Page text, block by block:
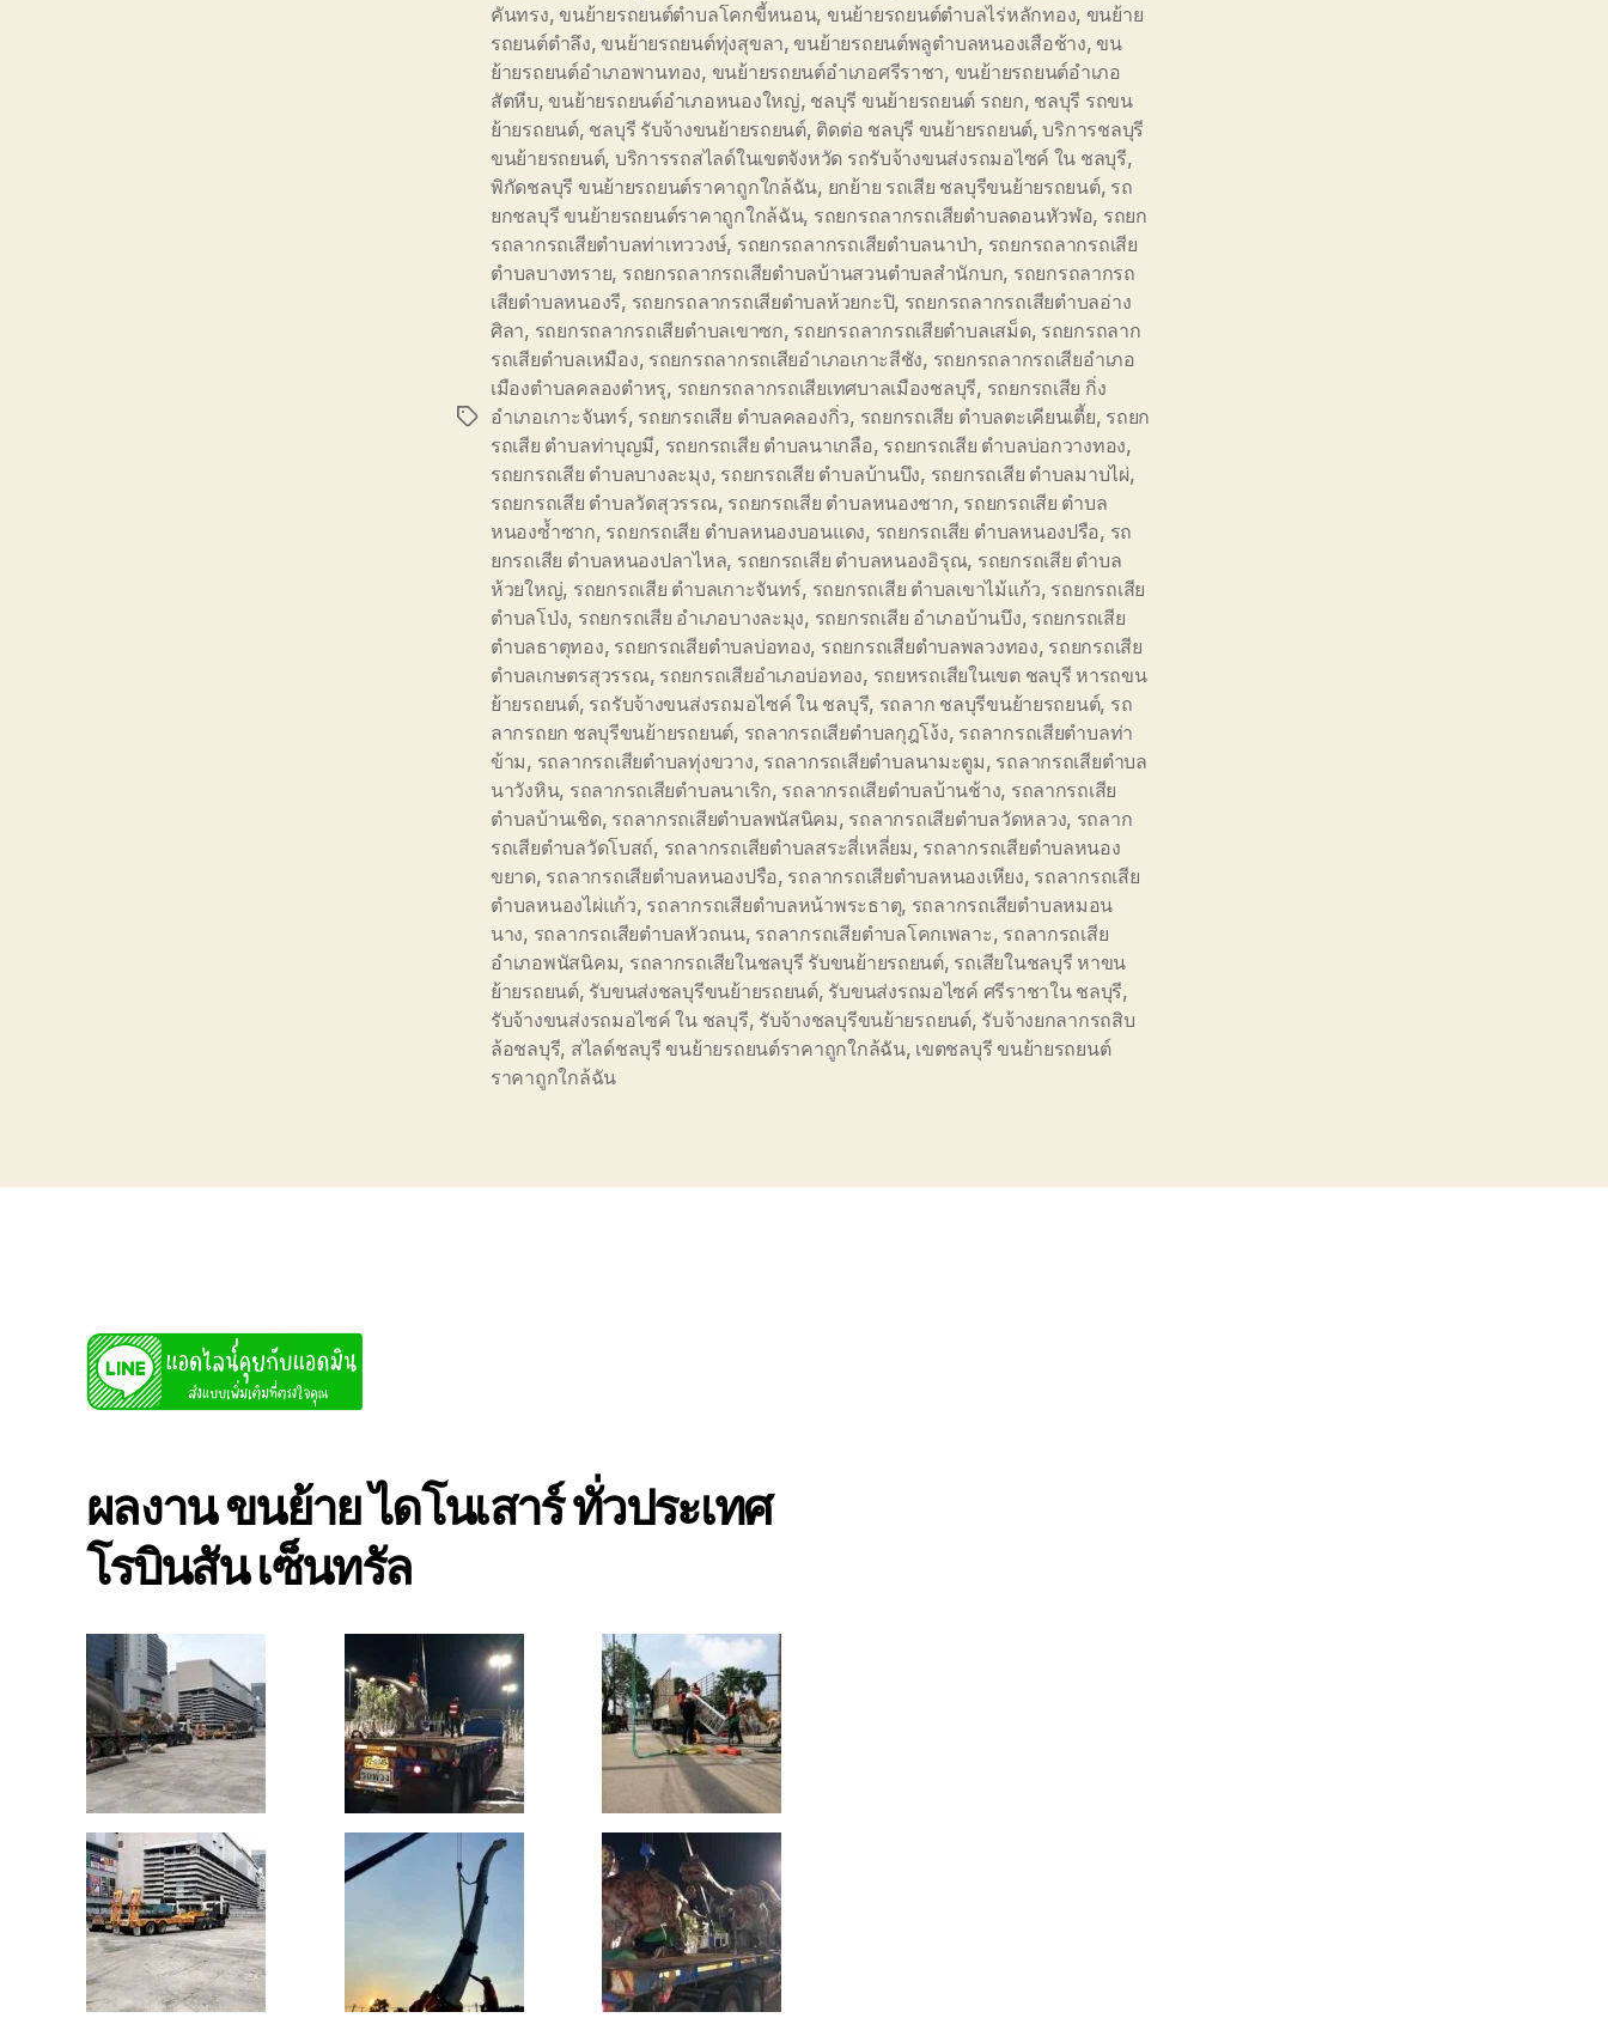
Tags
คันทรง, ขนย้ายรถยนต์ตำบลโคกขี้หนอน, ขนย้ายรถยนต์ตำบลไร่หลักทอง, ขนย้าย
รถยนต์ตำลึง, ขนย้ายรถยนต์ทุ่งสุขลา, ขนย้ายรถยนต์พลูตำบลหนองเสือช้าง, ขน
ย้ายรถยนต์อำเภอพานทอง, ขนย้ายรถยนต์อำเภอศรีราชา, ขนย้ายรถยนต์อำเภอ
สัตหีบ, ขนย้ายรถยนต์อำเภอหนองใหญ่, ชลบุรี ขนย้ายรถยนต์ รถยก, ชลบุรี รถขน
ย้ายรถยนต์, ชลบุรี รับจ้างขนย้ายรถยนต์, ติดต่อ ชลบุรี ขนย้ายรถยนต์,บริการชลบุรี
ขนย้ายรถยนต์, บริการรถสไลด์ในเขตจังหวัด รถรับจ้างขนส่งรถมอไซค์ ใน ชลบุรี,
พิกัดชลบุรี ขนย้ายรถยนต์ราคาถูกใกล้ฉัน, ยกย้าย รถเสีย ชลบุรีขนย้ายรถยนต์, รถ
ยกชลบุรี ขนย้ายรถยนต์ราคาถูกใกล้ฉัน, รถยกรถลากรถเสียตำบลดอนหัวฬอ, รถยก
รถลากรถเสียตำบลท่าเทววงษ์, รถยกรถลากรถเสียตำบลนาป่า, รถยกรถลากรถเสีย
ตำบลบางทราย, รถยกรถลากรถเสียตำบลบ้านสวนตำบลสำนักบก, รถยกรถลากรถ
เสียตำบลหนองรี, รถยกรถลากรถเสียตำบลห้วยกะปิ, รถยกรถลากรถเสียตำบลอ่าง
ศิลา, รถยกรถลากรถเสียตำบลเขาซก, รถยกรถลากรถเสียตำบลเสม็ด, รถยกรถลาก
รถเสียตำบลเหมือง, รถยกรถลากรถเสียอำเภอเกาะสีชัง, รถยกรถลากรถเสียอำเภอ
เมืองตำบลคลองตำหรุ, รถยกรถลากรถเสียเทศบาลเมืองชลบุรี, รถยกรถเสีย กิ่ง
อำเภอเกาะจันทร์, รถยกรถเสีย ตำบลคลองกิ่ว, รถยกรถเสีย ตำบลตะเคียนเตี้ย, รถยก
รถเสีย ตำบลท่าบุญมี, รถยกรถเสีย ตำบลนาเกลือ, รถยกรถเสีย ตำบลบ่อกวางทอง,
รถยกรถเสีย ตำบลบางละมุง, รถยกรถเสีย ตำบลบ้านบึง, รถยกรถเสีย ตำบลมาบไผ่,
รถยกรถเสีย ตำบลวัดสุวรรณ, รถยกรถเสีย ตำบลหนองชาก, รถยกรถเสีย ตำบล
หนองซ้ำซาก, รถยกรถเสีย ตำบลหนองบอนแดง, รถยกรถเสีย ตำบลหนองปรือ, รถ
ยกรถเสีย ตำบลหนองปลาไหล, รถยกรถเสีย ตำบลหนองอิรุณ, รถยกรถเสีย ตำบล
ห้วยใหญ่, รถยกรถเสีย ตำบลเกาะจันทร์, รถยกรถเสีย ตำบลเขาไม้แก้ว, รถยกรถเสีย
ตำบลโป่ง, รถยกรถเสีย อำเภอบางละมุง, รถยกรถเสีย อำเภอบ้านบึง, รถยกรถเสีย
ตำบลธาตุทอง, รถยกรถเสียตำบลบ่อทอง, รถยกรถเสียตำบลพลวงทอง, รถยกรถเสีย
ตำบลเกษตรสุวรรณ, รถยกรถเสียอำเภอบ่อทอง, รถยหรถเสียในเขต ชลบุรี หารถขน
ย้ายรถยนต์, รถรับจ้างขนส่งรถมอไซค์ ใน ชลบุรี, รถลาก ชลบุรีขนย้ายรถยนต์, รถ
ลากรถยก ชลบุรีขนย้ายรถยนต์, รถลากรถเสียตำบลกุฎโง้ง, รถลากรถเสียตำบลท่า
ข้าม, รถลากรถเสียตำบลทุ่งขวาง, รถลากรถเสียตำบลนามะตูม, รถลากรถเสียตำบล
นาวังหิน, รถลากรถเสียตำบลนาเริก, รถลากรถเสียตำบลบ้านช้าง, รถลากรถเสีย
ตำบลบ้านเชิด, รถลากรถเสียตำบลพนัสนิคม, รถลากรถเสียตำบลวัดหลวง, รถลาก
รถเสียตำบลวัดโบสถ์, รถลากรถเสียตำบลสระสี่เหลี่ยม, รถลากรถเสียตำบลหนอง
ขยาด, รถลากรถเสียตำบลหนองปรือ, รถลากรถเสียตำบลหนองเหียง, รถลากรถเสีย
ตำบลหนองไผ่แก้ว, รถลากรถเสียตำบลหน้าพระธาตุ, รถลากรถเสียตำบลหมอน
นาง, รถลากรถเสียตำบลหัวถนน, รถลากรถเสียตำบลโคกเพลาะ, รถลากรถเสีย
อำเภอพนัสนิคม, รถลากรถเสียในชลบุรี รับขนย้ายรถยนต์, รถเสียในชลบุรี หาขน
ย้ายรถยนต์, รับขนส่งชลบุรีขนย้ายรถยนต์, รับขนส่งรถมอไซค์ ศรีราชาใน ชลบุรี,
รับจ้างขนส่งรถมอไซค์ ใน ชลบุรี, รับจ้างชลบุรีขนย้ายรถยนต์, รับจ้างยกลากรถสิบ
ล้อชลบุรี, สไลด์ชลบุรี ขนย้ายรถยนต์ราคาถูกใกล้ฉัน, เขตชลบุรี ขนย้ายรถยนต์
ราคาถูกใกล้ฉัน
ผลงาน ขนย้าย ไดโนเสาร์ ทั่วประเทศ
โรบินสัน เซ็นทรัล